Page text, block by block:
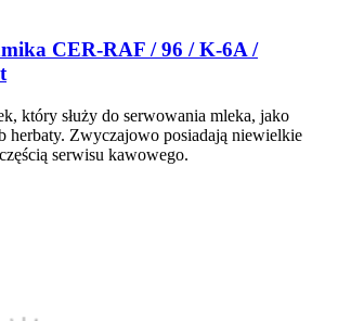
CER-RAF / 96 / K-6A /
który służy do serwowania mleka, jako
herbaty. Zwyczajowo posiadają niewielkie
serwisu kawowego.